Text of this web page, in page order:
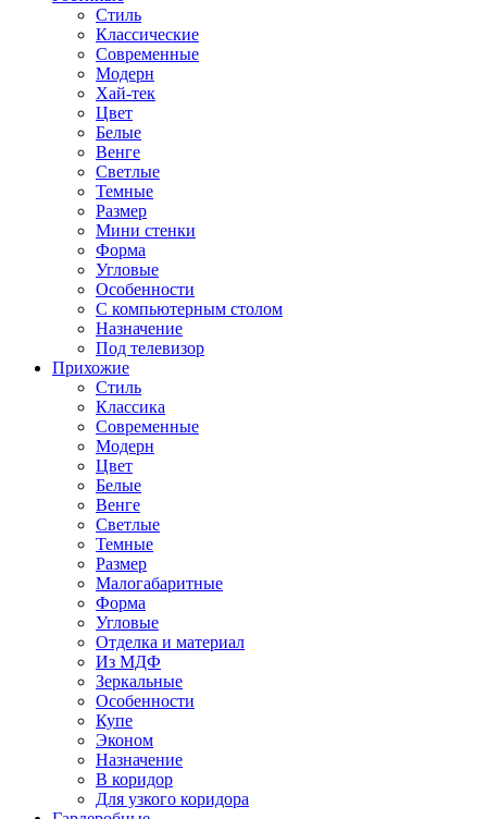
Стиль
Классические
Современные
Модерн
Хай-тек
Цвет
Белые
Венге
Светлые
Темные
Размер
Мини стенки
Форма
Угловые
Особенности
С компьютерным столом
Назначение
Под телевизор
Прихожие
Стиль
Классика
Современные
Модерн
Цвет
Белые
Венге
Светлые
Темные
Размер
Малогабаритные
Форма
Угловые
Отделка и материал
Из МДФ
Зеркальные
Особенности
Купе
Эконом
Назначение
В коридор
Для узкого коридора